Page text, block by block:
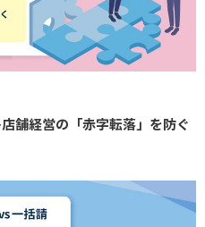
舗経営の「赤字転落」を防ぐ